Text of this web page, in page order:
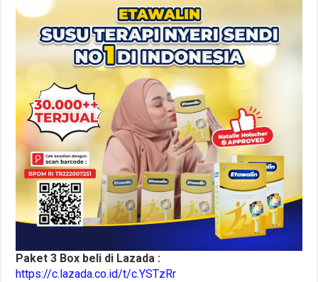
Paket 3 Box beli di Lazada :
https://c.lazada.co.id/t/c.YSTzRr